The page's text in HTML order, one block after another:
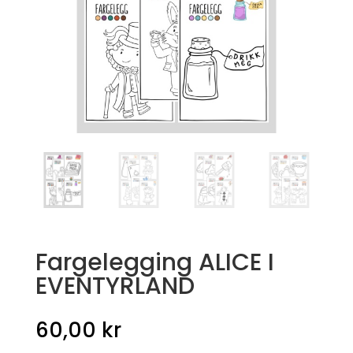
Fargelegging ALICE I
EVENTYRLAND
60,00 kr